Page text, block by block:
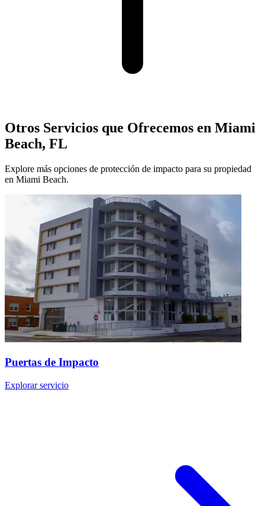
Otros Servicios que Ofrecemos en Miami
Beach, FL
Explore más opciones de protección de impacto para su propiedad
en Miami Beach.
Puertas de Impacto
Explorar servicio